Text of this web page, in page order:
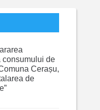
consumului de
Cerașu,
de